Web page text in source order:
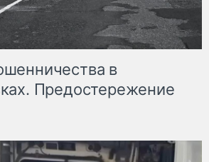
в
Предостережение